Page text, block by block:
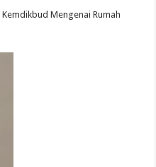
Mengenai Rumah